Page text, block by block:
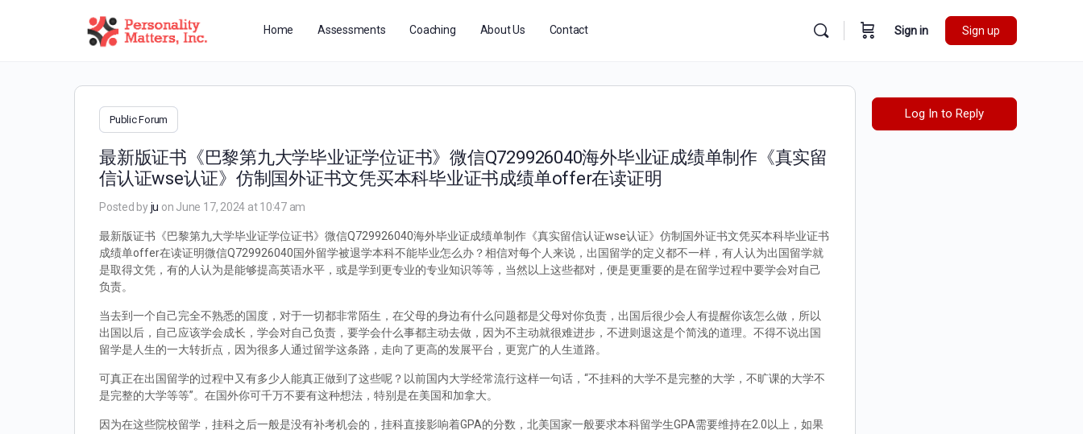
Home Assessments Coaching About Us Contact Sign in Sign up
Public Forum
最新版证书《巴黎第九大学毕业证学位证书》微信Q729926040海外毕业证成绩单制作《真实留
信认证wse认证》仿制国外证书文凭买本科毕业证书成绩单offer在读证明
Posted byju on June 17, 2024 at 10:47 am
最新版证书《巴黎第九大学毕业证学位证书》微信Q729926040海外毕业证成绩单制作《真实留信认证wse认证》仿制国外证书文凭买本科毕业证书
成绩单offer在读证明微信Q729926040国外留学被退学本科不能毕业怎么办？相信对每个人来说，出国留学的定义都不一样，有人认为出国留学就
是取得文凭，有的人认为是能够提高英语水平，或是学到更专业的专业知识等等，当然以上这些都对，便是更重要的是在留学过程中要学会对自己
负责。
当去到一个自己完全不熟悉的国度，对于一切都非常陌生，在父母的身边有什么问题都是父母对你负责，出国后很少会人有提醒你该怎么做，所以
出国以后，自己应该学会成长，学会对自己负责，要学会什么事都主动去做，因为不主动就很难进步，不进则退这是个简浅的道理。不得不说出国
留学是人生的一大转折点，因为很多人通过留学这条路，走向了更高的发展平台，更宽广的人生道路。
可真正在出国留学的过程中又有多少人能真正做到了这些呢？以前国内大学经常流行这样一句话，“不挂科的大学不是完整的大学，不旷课的大学不
是完整的大学等等”。在国外你可千万不要有这种想法，特别是在美国和加拿大。
因为在这些院校留学，挂科之后一般是没有补考机会的，挂科直接影响着GPA的分数，北美国家一般要求本科留学生GPA需要维持在2.0以上，如果
Log In to Reply